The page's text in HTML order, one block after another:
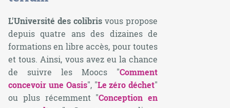
L'Université des colibrisvous propose
depuis quatre ans des dizaines de
formations en libre accès, pour toutes
et tous. Ainsi, vous avez eu la chance
de suivre les Moocs "Comment
concevoir une Oasis", "Le zéro déchet"
ou plus récemment "Conception en